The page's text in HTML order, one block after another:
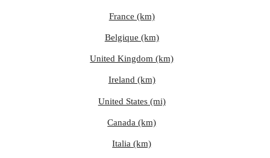
France (km)
Belgique (km)
United Kingdom (km)
Ireland (km)
United States (mi)
Canada (km)
Italia (km)